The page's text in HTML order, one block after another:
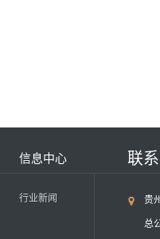
信息中心
行业新闻
联
贵
总